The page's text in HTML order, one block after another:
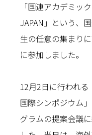
「国連アカデミッ
JAPAN」という、
生の任意の集まり
に参加しました。
12月2日に行われ
国際シンポジウム
グラムの提案会議